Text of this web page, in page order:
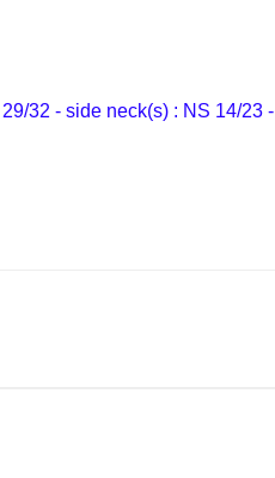
32 - side neck(s) : NS 14/23 -